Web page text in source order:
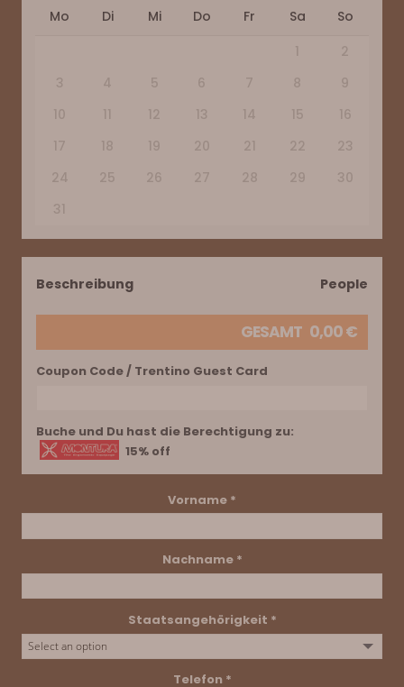
Mo Di Mi Do Fr Sa
So
1
2
3
4 5 6 7 8
9
10
11 12 13 14 15
16
17
18 19 20 21 22
23
24
25 26 27 28 29
30
31
Beschreibung People
GESAMT 0,00€
Coupon Code / Trentino Guest Card
Buche und Du hast die Berechtigung zu:
15% off
Vorname *
Nachname *
Staatsangehörigkeit *
Telefon *